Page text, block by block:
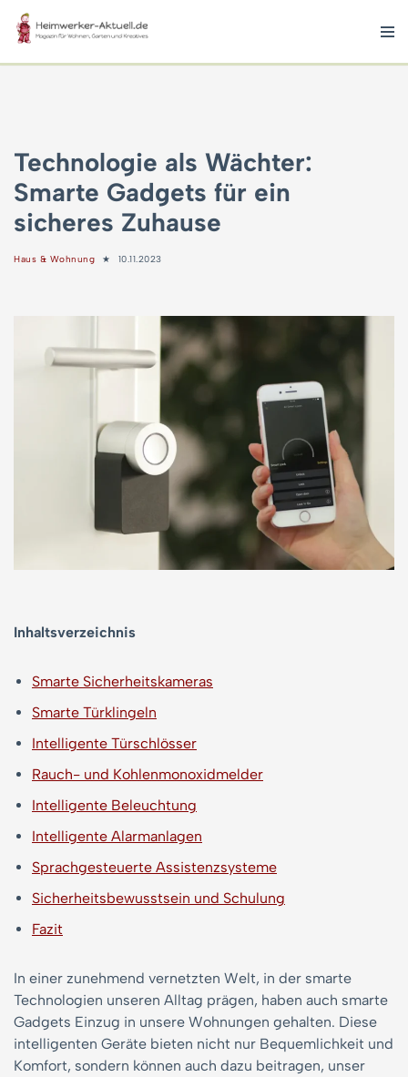
Zum
Inhalt
Technologie als Wächter:
Smarte Gadgets für ein
sicheres Zuhause
Haus & Wohnung 10.11.2023
Inhaltsverzeichnis
Smarte Sicherheitskameras
Smarte Türklingeln
Intelligente Türschlösser
Rauch- und Kohlenmonoxidmelder
Intelligente Beleuchtung
Intelligente Alarmanlagen
Sprachgesteuerte Assistenzsysteme
Sicherheitsbewusstsein und Schulung
Fazit
In einer zunehmend vernetzten Welt, in der smarte
Technologien unseren Alltag prägen, haben auch smarte
Gadgets Einzug in unsere Wohnungen gehalten. Diese
intelligenten Geräte bieten nicht nur Bequemlichkeit und
Komfort, sondern können auch dazu beitragen, unser